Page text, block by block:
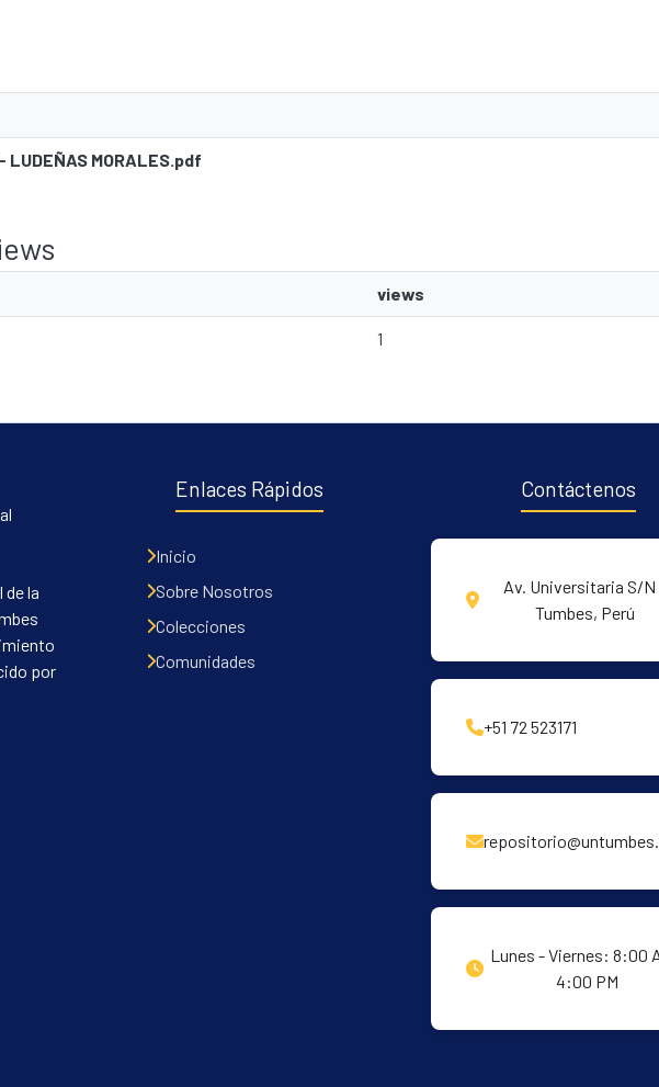
LUDEÑAS MORALES.pdf
views
1
la
por
Enlaces Rápidos
Inicio
Sobre Nosotros
Colecciones
Comunidades
Contáctenos
Av. Universitaria S/N
Tumbes, Perú
+51 72 523171
Lunes - Viernes: 8:00
4:00 PM